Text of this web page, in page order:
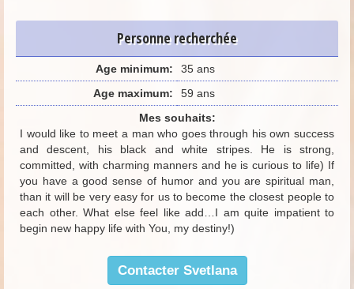
Personne recherchée
Age minimum:
35 ans
Age maximum:
59 ans
Mes souhaits:
I would like to meet a man who goes through his own success
and descent, his black and white stripes. He is strong,
committed, with charming manners and he is curious to life) If
you have a good sense of humor and you are spiritual man,
than it will be very easy for us to become the closest people to
each other. What else feel like add…I am quite impatient to
begin new happy life with You, my destiny!)
Contacter Svetlana